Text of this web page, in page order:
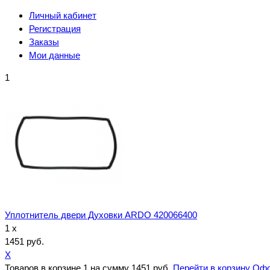
Личный кабинет
Регистрация
Заказы
Мои данные
1
Уплотнитель двери Духовки ARDO 420066400
1 x
1451 руб.
X
Товаров в корзине 1 на сумму 1451 руб. Перейти в корзину